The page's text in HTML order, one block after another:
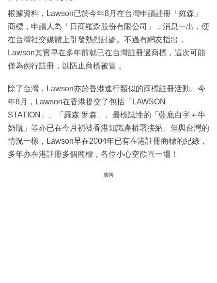
根據資料，Lawson已於今年8月在台灣申請註冊「羅森」
商標，申請人為「日商羅森股份有限公司」，消息一出，便
在台灣社交媒體上引發熱烈討論。不過有網友指出，
Lawson其實早在多年前就已在台灣註冊過商標，這次可能
僅為例行註冊，以防止商標被冒 。
除了台灣，Lawson亦於香港進行類似的商標註冊活動。今
年8月，Lawson在香港提交了包括「LAWSON
STATION」、「羅森 罗森」、最標誌性的「藍底白字＋牛
奶瓶」等亦已在今月初被香港知識產權署接納。但與台灣的
情況一樣，Lawson早在2004年已有在港註冊商標的紀錄，
多年亦在港註冊多個商標，各位小心空歡喜一場！
廣告